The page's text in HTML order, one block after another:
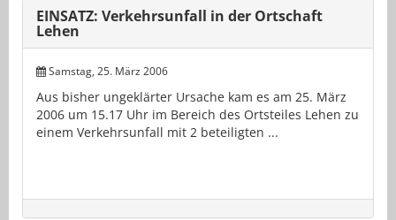
EINSATZ: Verkehrsunfall in der Ortschaft
Lehen
Samstag, 25. März 2006
Aus bisher ungeklärter Ursache kam es am 25. März
2006 um 15.17 Uhr im Bereich des Ortsteiles Lehen zu
einem Verkehrsunfall mit 2 beteiligten ...